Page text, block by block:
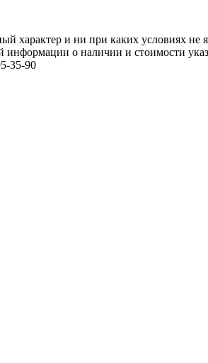
и ни при каких условиях не
о наличии и стоимости
35-90